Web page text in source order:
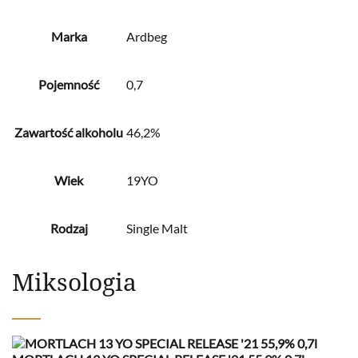
Marka Ardbeg
Pojemność 0,7
Zawartość alkoholu 46,2%
Wiek 19YO
Rodzaj Single Malt
Miksologia